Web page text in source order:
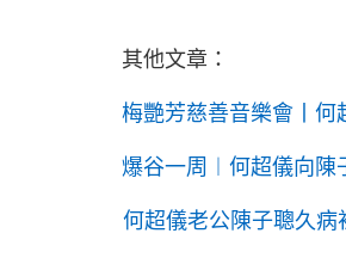
其他文章：
梅艷芳慈善音樂會丨何
爆谷一周︱何超儀向陳
何超儀老公陳子聰久